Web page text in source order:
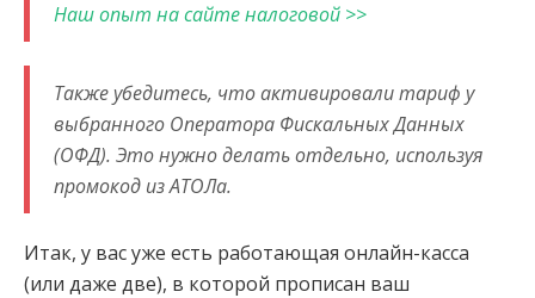
Наш опыт на сайте налоговой >>
Также убедитесь, что активировали тариф у
выбранного Оператора Фискальных Данных
(ОФД). Это нужно делать отдельно, используя
промокод из АТОЛа.
Итак, у вас уже есть работающая онлайн-касса
(или даже две), в которой прописан ваш